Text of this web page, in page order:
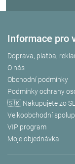
Informace pro
Doprava, platba,
O nás
Obchodní podmínky
Podmínky ochrany
🇸🇰 Nakupujete zo
Velkoobchodní
VIP program
Moje objednávka